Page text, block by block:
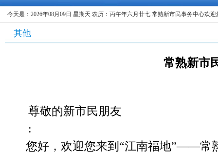
今天是：2026年08月09日 星期天 农历：丙午年六月廿七 常熟新市民事务中心欢
其他
常熟新市
尊敬的新市民朋友
:
您好，欢迎您来到“江南福地”——常